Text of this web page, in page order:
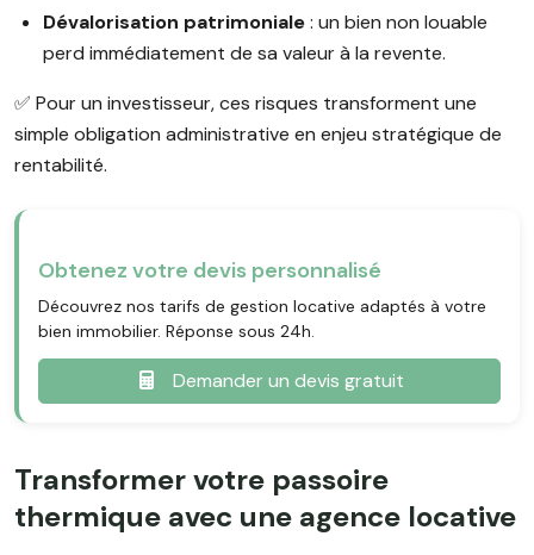
Dévalorisation patrimoniale: un bien non louable
perd immédiatement de sa valeur à la revente.
✅ Pour un investisseur, ces risques transforment une
simple obligation administrative en enjeu stratégique de
rentabilité.
Obtenez votre devis personnalisé
Découvrez nos tarifs de gestion locative adaptés à votre
bien immobilier. Réponse sous 24h.
Demander un devis gratuit
Transformer votre passoire
thermique avec une agence locative